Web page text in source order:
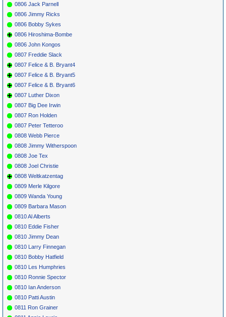
0806 Jack Parnell
0806 Jimmy Ricks
0806 Bobby Sykes
0806 Hiroshima-Bombe
0806 John Kongos
0807 Freddie Slack
0807 Felice & B. Bryant4
0807 Felice & B. Bryant5
0807 Felice & B. Bryant6
0807 Luther Dixon
0807 Big Dee Irwin
0807 Ron Holden
0807 Peter Tetteroo
0808 Webb Pierce
0808 Jimmy Witherspoon
0808 Joe Tex
0808 Joel Christie
0808 Weltkatzentag
0809 Merle Kilgore
0809 Wanda Young
0809 Barbara Mason
0810 Al Alberts
0810 Eddie Fisher
0810 Jimmy Dean
0810 Larry Finnegan
0810 Bobby Hatfield
0810 Les Humphries
0810 Ronnie Spector
0810 Ian Anderson
0810 Patti Austin
0811 Ron Grainer